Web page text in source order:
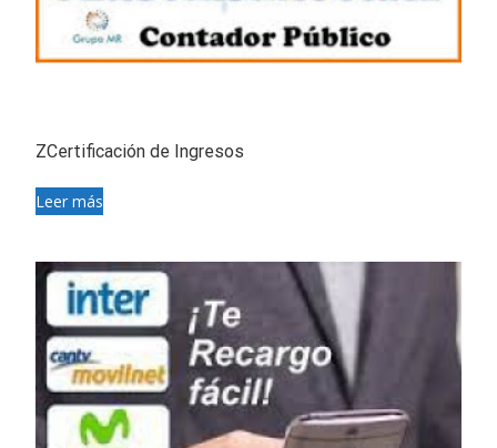
ZCertificación de Ingresos
Leer más